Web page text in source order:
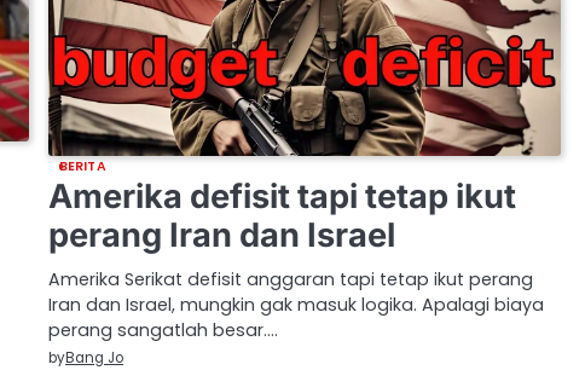
BERITA
Amerika defisit tapi tetap ikut
perang Iran dan Israel
Amerika Serikat defisit anggaran tapi tetap ikut perang
Iran dan Israel, mungkin gak masuk logika. Apalagi biaya
perang sangatlah besar.…
byBang Jo